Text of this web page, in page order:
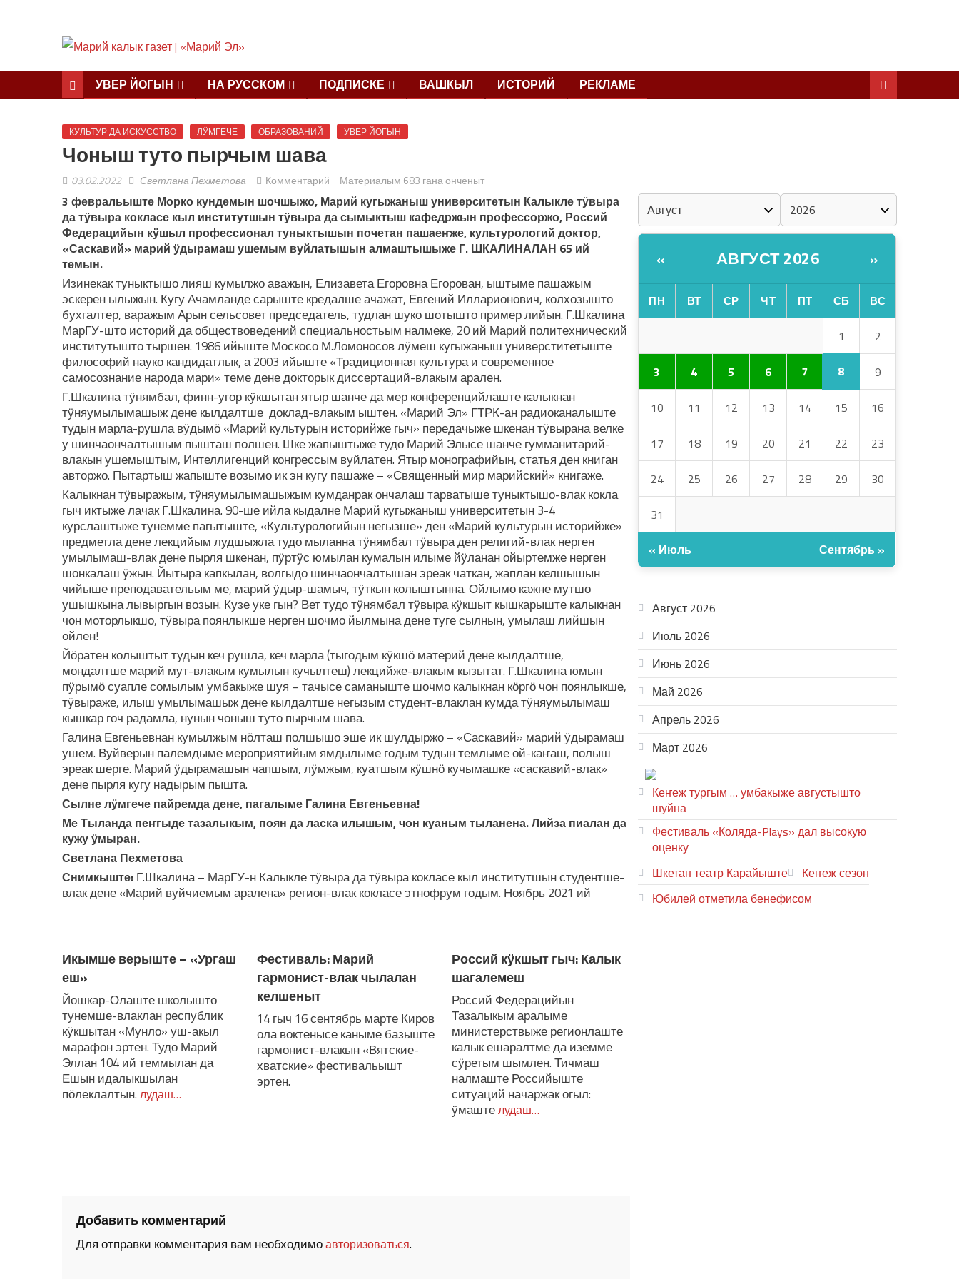
УВЕР ЙОГЫН НА РУССКОМ ПОДПИСКЕ ВАШКЫЛ ИСТОРИЙ РЕКЛАМЕ
КУЛЬТУР ДА ИСКУССТВО ЛӰМГЕЧЕ ОБРАЗОВАНИЙ УВЕР ЙОГЫН
Чоныш туто пырчым шава
03.02.2022 Светлана Пехметова Комментарий Материалым 683 гана онченыт
3 февральыште Морко кундемын шочшыжо, Марий кугыжаныш университетын Калыкле тӱвыра
да тӱвыра кокласе кыл институтшын тӱвыра да сымыктыш кафедржын профессоржо, Россий
Федерацийын кӱшыл профессионал туныктышын почетан пашаеҥже, культурологий доктор,
«Саскавий» марий ӱдырамаш ушемым вуйлатышын алмаштышыже Г. ШКАЛИНАЛАН 65 ий
темын.
Изинекак туныктышо лияш кумылжо аважын, Елизавета Егоровна Егорован, ыштыме пашажым
эскерен ылыжын. Кугу Ачамланде сарыште кредалше ачажат, Евгений Илларионович, колхозышто
бухгалтер, варажым Арын сельсовет председатель, тудлан шуко шотышто пример лийын. Г.Шкалина
МарГУ-што историй да обществоведений специальностьым налмеке, 20 ий Марий политехнический
институтышто тыршен. 1986 ийыште Москосо М.Ломоносов лӱмеш кугыжаныш универститетыште
философий науко кандидатлык, а 2003 ийыште «Традиционная культура и современное
самосознание народа мари» теме дене докторык диссертаций-влакым арален.
Г.Шкалина тӱнямбал, финн-угор кӱкшытан ятыр шанче да мер конференцийлаште калыкнан
тӱняумылымашыж дене кылдалтше доклад-влакым ыштен. «Марий Эл» ГТРК-ан радиоканалыште
тудын марла-рушла вӱдымӧ «Марий культурын историйже гыч» передачыже шкенан тӱвырана велке
у шинчаончалтышым пышташ полшен. Шке жапыштыже тудо Марий Элысе шанче гумманитарий-
влакын ушемыштым, Интеллигенций конгрессым вуйлатен. Ятыр монографийын, статья ден книган
авторжо. Пытартыш жапыште возымо ик эн кугу пашаже – «Священный мир марийский» книгаже.
Калыкнан тӱвыражым, тӱняумылымашыжым кумданрак ончалаш тарватыше туныктышо-влак кокла
гыч иктыже лачак Г.Шкалина. 90-ше ийла кыдалне Марий кугыжаныш университетын 3-4
курслаштыже тунемме пагытыште, «Культурологийын негызше» ден «Марий культурын историйже»
предметла дене лекцийым лудшыжла тудо мыланна тӱнямбал тӱвыра ден религий-влак нерген
умылымаш-влак дене пырля шкенан, пӱртӱс юмылан кумалын илыме йӱланан ойыртемже нерген
шонкалаш ӱжын. Йытыра капкылан, волгыдо шинчаончалтышан эреак чаткан, жаплан келшышын
чийыше преподавательым ме, марий ӱдыр-шамыч, тӱткын колыштынна. Ойлымо кажне мутшо
ушышкына лывыргын возын. Кузе уке гын? Вет тудо тӱнямбал тӱвыра кӱкшыт кышкарыште калыкнан
чон моторлыкшо, тӱвыра поянлыкше нерген шочмо йылмына дене туге сылнын, умылаш лийшын
ойлен!
Йӧратен колыштыт тудын кеч рушла, кеч марла (тыгодым кӱкшӧ материй дене кылдалтше,
мондалтше марий мут-влакым кумылын кучылтеш) лекцийже-влакым кызытат. Г.Шкалина юмын
пӱрымӧ суапле сомылым умбакыже шуя – тачысе саманыште шочмо калыкнан кӧргӧ чон поянлыкше,
тӱвыраже, илыш умылымашыж дене кылдалтше негызым студент-влаклан кумда тӱняумылымаш
кышкар гоч радамла, нунын чоныш туто пырчым шава.
Галина Евгеньевнан кумылжым нӧлташ полшышо эше ик шулдыржо – «Саскавий» марий ӱдырамаш
ушем. Вуйверын палемдыме мероприятийым ямдылыме годым тудын темлыме ой-каҥаш, полыш
эреак шерге. Марий ӱдырамашын чапшым, лӱмжым, куатшым кӱшнӧ кучымашке «саскавий-влак»
дене пырля кугу надырым пышта.
Сылне лӱмгече пайремда дене, пагалыме Галина Евгеньевна!
Ме Тыланда пеҥгыде тазалыкым, поян да ласка илышым, чон куаным тыланена. Лийза пиалан да
кужу ӱмыран.
Светлана Пехметова
Снимкыште: Г.Шкалина – МарГУ-н Калыкле тӱвыра да тӱвыра кокласе кыл институтшын студентше-
влак дене «Марий вуйчиемым аралена» регион-влак кокласе этнофрум годым. Ноябрь 2021 ий
Икымше верыште – «Ургаш
еш»
Йошкар-Олаште школышто
тунемше-влаклан республик
кӱкшытан «Мунло» уш-акыл
марафон эртен. Тудо Марий
Эллан 104 ий теммылан да
Ешын идалыкшылан
пӧлеклалтын. лудаш…
Фестиваль: Марий
гармонист-влак чылалан
келшеныт
14 гыч 16 сентябрь марте Киров
ола воктенысе каныме базыште
гармонист-влакын «Вятские-
хватские» фестивальышт
эртен.
Россий кӱкшыт гыч: Калык
шагалемеш
Россий Федерацийын
Тазалыкым аралыме
министерствыже регионлаште
калык ешаралтме да иземме
сӱретым шымлен. Тичмаш
налмаште Российыште
ситуаций начаржак огыл:
ӱмаштелудаш…
Добавить комментарий
Для отправки комментария вам необходимоавторизоваться.
« АВГУСТ 2026 »
ПН ВТ СР ЧТ ПТ СБ ВС
1 2
3 4 5 6 7 8 9
10 11 12 13 14 15 16
17 18 19 20 21 22 23
24 25 26 27 28 29 30
31
« Июль Сентябрь »
Август 2026
Июль 2026
Июнь 2026
Май 2026
Апрель 2026
Март 2026
Кеҥеж тургым … умбакыже августышто
шуйна
Фестиваль «Коляда-Plays» дал высокую
оценку
Шкетан театр Карайыште
Кеҥеж сезон
Юбилей отметила бенефисом